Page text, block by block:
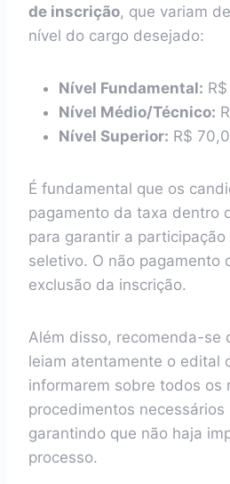
de inscrição, que variam
nível do cargo desejado:
Nível Fundamental:
Nível Médio/Técnico:
Nível Superior: R$
É fundamental que os
pagamento da taxa dentro
para garantir a participação
seletivo. O não pagamento
exclusão da inscrição.
Além disso, recomenda-se
leiam atentamente o edital
informarem sobre todos os
procedimentos necessários
garantindo que não haja
processo.